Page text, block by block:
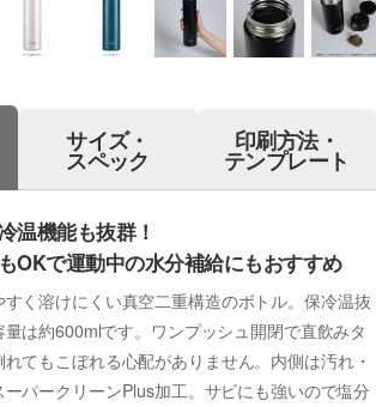
サイズ・
スペック
印刷方法・
テンプレート
温機能も抜群！
OKで運動中の水分補給にもおすすめ
く溶けにくい真空二重構造のボトル。保冷温抜
は約600mlです。ワンプッシュ開閉で直飲みタ
てもこぼれる心配がありません。内側は汚れ・
パークリーンPlus加工。サビにも強いので塩分